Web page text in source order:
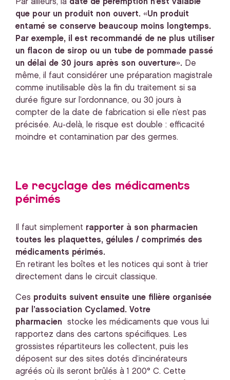
Par ailleurs, la date de péremption n’est valable
que pour un produit non ouvert. «Un produit
entamé se conserve beaucoup moins longtemps.
Par exemple, il est recommandé de ne plus utiliser
un flacon de sirop ou un tube de pommade passé
un délai de 30 jours après son ouverture». De
même, il faut considérer une préparation magistrale
comme inutilisable dès la fin du traitement si sa
durée figure sur l’ordonnance, ou 30 jours à
compter de la date de fabrication si elle n’est pas
précisée. Au-delà, le risque est double : efficacité
moindre et contamination par des germes.
Le recyclage des médicaments
périmés
Il faut simplement rapporter à son pharmacien
toutes les plaquettes, gélules / comprimés des
médicaments périmés.
En retirant les boîtes et les notices qui sont à trier
directement dans le circuit classique.
Ces produits suivent ensuite une filière organisée
par l’association Cyclamed. Votre
pharmacien
stocke les médicaments que vous lui
rapportez dans des cartons spécifiques. Les
grossistes répartiteurs les collectent, puis les
déposent sur des sites dotés d’incinérateurs
agréés où ils seront brûlés à 1 200° C. Cette